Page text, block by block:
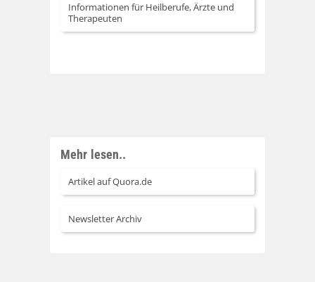
Informationen für Heilberufe, Ärzte und
Therapeuten
Mehr lesen..
Artikel auf Quora.de
Newsletter Archiv